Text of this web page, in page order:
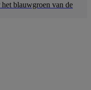
blauwgroen van de